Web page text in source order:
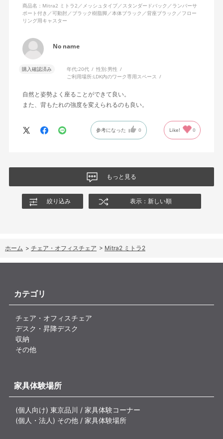
商品名：Mitra2 ミトラ2／メッシュタイプ／スタンダードバック／ランバーサ
ポート付き／可動肘／ブラック樹脂脚／本体ブラック／背座ブラック／フロー
リング用キャスター
No name
購入確認済み 年代:20代 性別:男性
ご利用場所:LDK内のワーク専用スペース
自然と姿勢よく座ることができて良い。
また、背もたれの強度を変えられるのも良い。
参考になった 0 Like! 0
もっと見る
絞り込み 表示：新しい順
ホーム > チェア・オフィスチェア > Mitra2 ミトラ2
カテゴリ
チェア・オフィスチェア
デスク・昇降デスク
収納
その他
家具体験場所
(個人向け) 東京品川 / 家具体験コーナー
(個人・法人) その他 / 家具体験場所